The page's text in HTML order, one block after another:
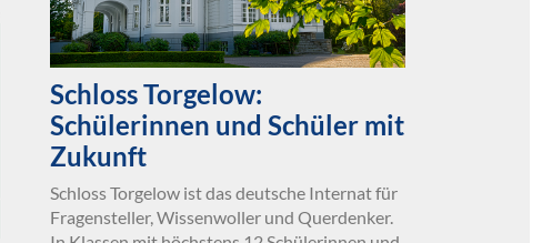
Schloss Torgelow:
Schülerinnen und Schüler mit
Zukunft
Schloss Torgelow ist das deutsche Internat für
Fragensteller, Wissenwoller und Querdenker.